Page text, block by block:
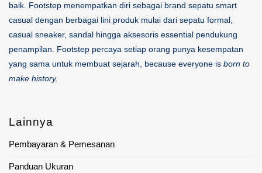
baik. Footstep menempatkan diri sebagai brand sepatu smart
casual dengan berbagai lini produk mulai dari sepatu formal,
casual sneaker, sandal hingga aksesoris essential pendukung
penampilan. Footstep percaya setiap orang punya kesempatan
yang sama untuk membuat sejarah, because everyone is born to
make history.
Lainnya
Pembayaran & Pemesanan
Panduan Ukuran